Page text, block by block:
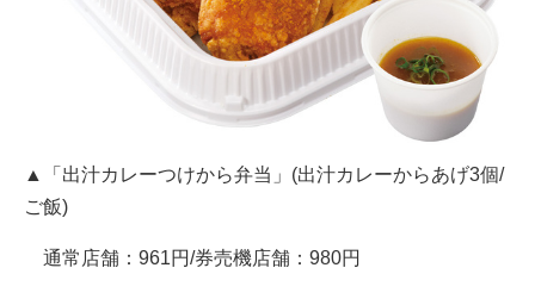
▲「出汁カレーつけから弁当」(出汁カレーからあげ3個/
ご飯)
通常店舗：961円/券売機店舗：980円